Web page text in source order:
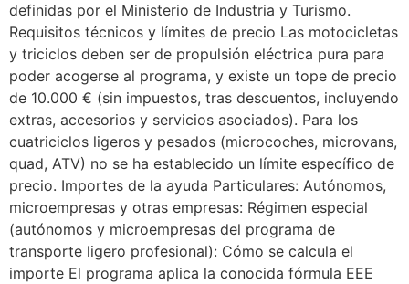
definidas por el Ministerio de Industria y Turismo.
Requisitos técnicos y límites de precio Las motocicletas
y triciclos deben ser de propulsión eléctrica pura para
poder acogerse al programa, y existe un tope de precio
de 10.000 € (sin impuestos, tras descuentos, incluyendo
extras, accesorios y servicios asociados). Para los
cuatriciclos ligeros y pesados (microcoches, microvans,
quad, ATV) no se ha establecido un límite específico de
precio. Importes de la ayuda Particulares: Autónomos,
microempresas y otras empresas: Régimen especial
(autónomos y microempresas del programa de
transporte ligero profesional): Cómo se calcula el
importe El programa aplica la conocida fórmula EEE